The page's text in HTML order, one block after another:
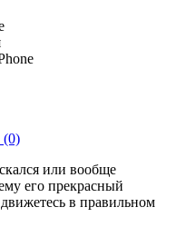
или вообще
его прекрасный
в правильном